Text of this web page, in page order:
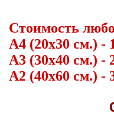
Стоимость
А4 (20х30 см.) -
А3 (30х40 см.) -
А2 (40х60 см.) -